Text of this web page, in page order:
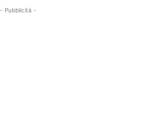
- Pubblicità -